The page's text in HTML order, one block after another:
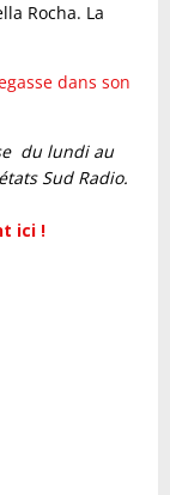
Rocha. La
dans son
du lundi au
Sud Radio.
ici !